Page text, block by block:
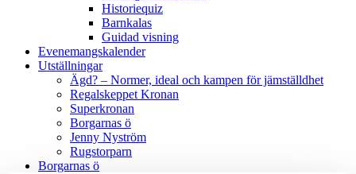
Historiequiz
Barnkalas
Guidad visning
Evenemangskalender
Utställningar
Ägd? – Normer, ideal och kampen för jämställdhet
Regalskeppet Kronan
Superkronan
Borgarnas ö
Jenny Nyström
Rugstorparn
Borgarnas ö